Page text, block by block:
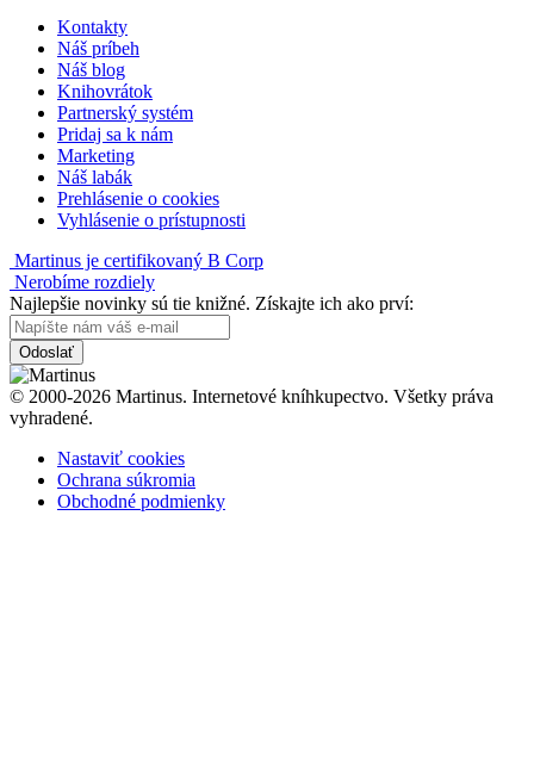
Kontakty
Náš príbeh
Náš blog
Knihovrátok
Partnerský systém
Pridaj sa k nám
Marketing
Náš labák
Prehlásenie o cookies
Vyhlásenie o prístupnosti
Martinus je certifikovaný B Corp
Nerobíme rozdiely
Najlepšie novinky sú tie knižné. Získajte ich ako prví:
Odoslať
© 2000-2026 Martinus. Internetové kníhkupectvo. Všetky práva
vyhradené.
Nastaviť cookies
Ochrana súkromia
Obchodné podmienky